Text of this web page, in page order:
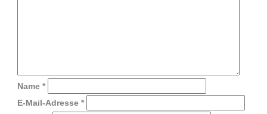
Name *
E-Mail-Adresse *